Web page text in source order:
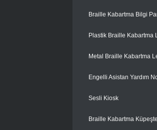
Braille Kabartma Bilgi
Plastik Braille Kabartma
Metal Braille Kabartma
Engelli Asistan Yardım
Sesli Kiosk
Braille Kabartma Küpeşte